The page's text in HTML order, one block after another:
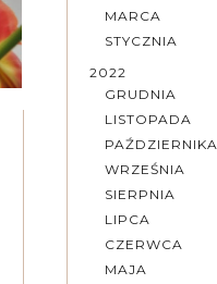
MARCA
STYCZNIA
2022
GRUDNIA
LISTOPADA
PAŹDZIERNIKA
WRZEŚNIA
SIERPNIA
LIPCA
CZERWCA
MAJA